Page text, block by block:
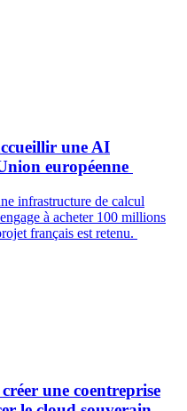
une AI
européenne
infrastructure de calcul
à acheter 100 millions
français est retenu.
une coentreprise